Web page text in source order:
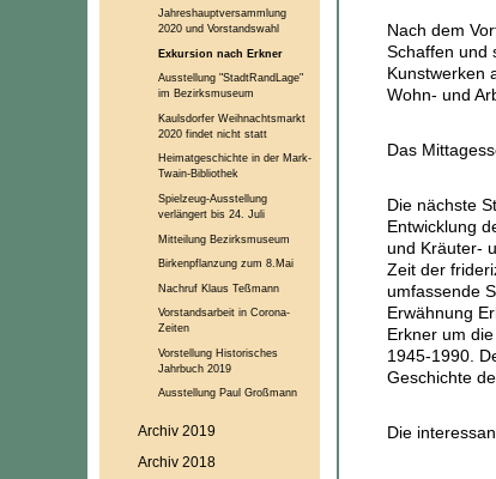
Nach dem
Schaffen und
Kunstwerken
Wohn- und
Das
Die nächste
Entwicklung
und Kräuter-
Zeit der
umfassende
Erwähnung
Erkner um
1945-1990.
Geschichte
Die
Jahreshauptversammlung
2020 und Vorstandswahl
Exkursion nach Erkner
Ausstellung "StadtRandLage"
im Bezirksmuseum
Kaulsdorfer Weihnachtsmarkt
2020 findet nicht statt
Heimatgeschichte in der Mark-
Twain-Bibliothek
Spielzeug-Ausstellung
verlängert bis 24. Juli
Mitteilung Bezirksmuseum
Birkenpflanzung zum 8.Mai
Nachruf Klaus Teßmann
Vorstandsarbeit in Corona-
Zeiten
Vorstellung Historisches
Jahrbuch 2019
Ausstellung Paul Großmann
Archiv 2019
Archiv 2018